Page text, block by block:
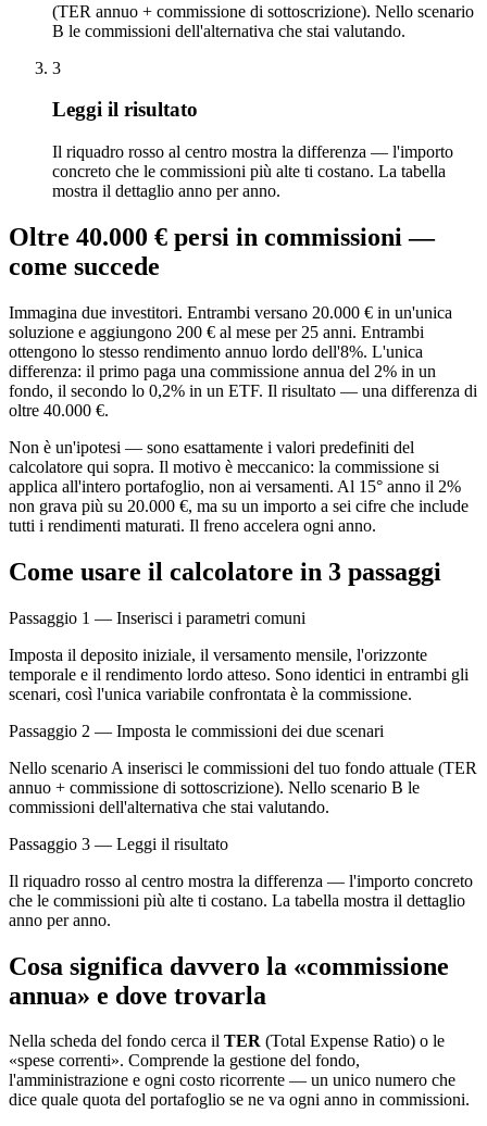
(TER annuo + commissione di sottoscrizione). Nello scenario
B le commissioni dell'alternativa che stai valutando.
3
Leggi il risultato
Il riquadro rosso al centro mostra la differenza — l'importo
concreto che le commissioni più alte ti costano. La tabella
mostra il dettaglio anno per anno.
Oltre 40.000 € persi in commissioni —
come succede
Immagina due investitori. Entrambi versano 20.000 € in un'unica
soluzione e aggiungono 200 € al mese per 25 anni. Entrambi
ottengono lo stesso rendimento annuo lordo dell'8%. L'unica
differenza: il primo paga una commissione annua del 2% in un
fondo, il secondo lo 0,2% in un ETF. Il risultato — una differenza di
oltre 40.000 €.
Non è un'ipotesi — sono esattamente i valori predefiniti del
calcolatore qui sopra. Il motivo è meccanico: la commissione si
applica all'intero portafoglio, non ai versamenti. Al 15° anno il 2%
non grava più su 20.000 €, ma su un importo a sei cifre che include
tutti i rendimenti maturati. Il freno accelera ogni anno.
Come usare il calcolatore in 3 passaggi
Passaggio 1 — Inserisci i parametri comuni
Imposta il deposito iniziale, il versamento mensile, l'orizzonte
temporale e il rendimento lordo atteso. Sono identici in entrambi gli
scenari, così l'unica variabile confrontata è la commissione.
Passaggio 2 — Imposta le commissioni dei due scenari
Nello scenario A inserisci le commissioni del tuo fondo attuale (TER
annuo + commissione di sottoscrizione). Nello scenario B le
commissioni dell'alternativa che stai valutando.
Passaggio 3 — Leggi il risultato
Il riquadro rosso al centro mostra la differenza — l'importo concreto
che le commissioni più alte ti costano. La tabella mostra il dettaglio
anno per anno.
Cosa significa davvero la «commissione
annua» e dove trovarla
Nella scheda del fondo cerca il TER (Total Expense Ratio) o le
«spese correnti». Comprende la gestione del fondo,
l'amministrazione e ogni costo ricorrente — un unico numero che
dice quale quota del portafoglio se ne va ogni anno in commissioni.